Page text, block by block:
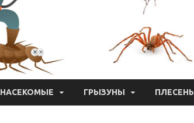
НАСЕКОМЫЕ ГРЫЗУНЫ ПЛЕСЕНЬ